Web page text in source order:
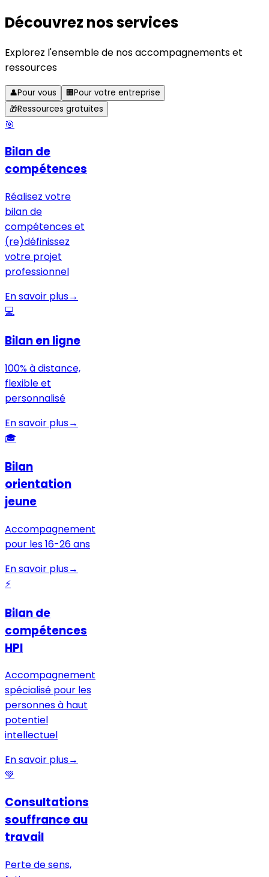
Découvrez nos services
Explorez l'ensemble de nos accompagnements et
ressources
👤Pour vous 🏢Pour votre entreprise
🎁Ressources gratuites
🎯
Bilan de
compétences
Réalisez votre
bilan de
compétences et
(re)définissez
votre projet
professionnel
En savoir plus→
💻
Bilan en ligne
100% à distance,
flexible et
personnalisé
En savoir plus→
🎓
Bilan
orientation
jeune
Accompagnement
pour les 16-26 ans
En savoir plus→
⚡
Bilan de
compétences
HPI
Accompagnement
spécialisé pour les
personnes à haut
potentiel
intellectuel
En savoir plus→
💚
Consultations
souffrance au
travail
Perte de sens,